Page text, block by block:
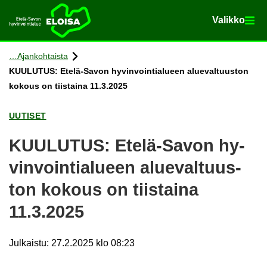
Etusi­vu Va­lik­ko
Va­lik­ko
Siir­ry si­säl­töön
Ajan­koh­tais­ta
KUU­LU­TUS: Etelä-​Savon hy­vin­voin­tia­lu­een alue­val­tuus­ton
ko­kous on tiis­tai­na 11.3.2025
UU­TI­SET
KUU­LU­TUS: Etelä-​Savon hy­
vin­voin­tia­lu­een alue­val­tuus­
ton ko­kous on tiis­tai­na
11.3.2025
Julkaistu: 27.2.2025 klo 08:23